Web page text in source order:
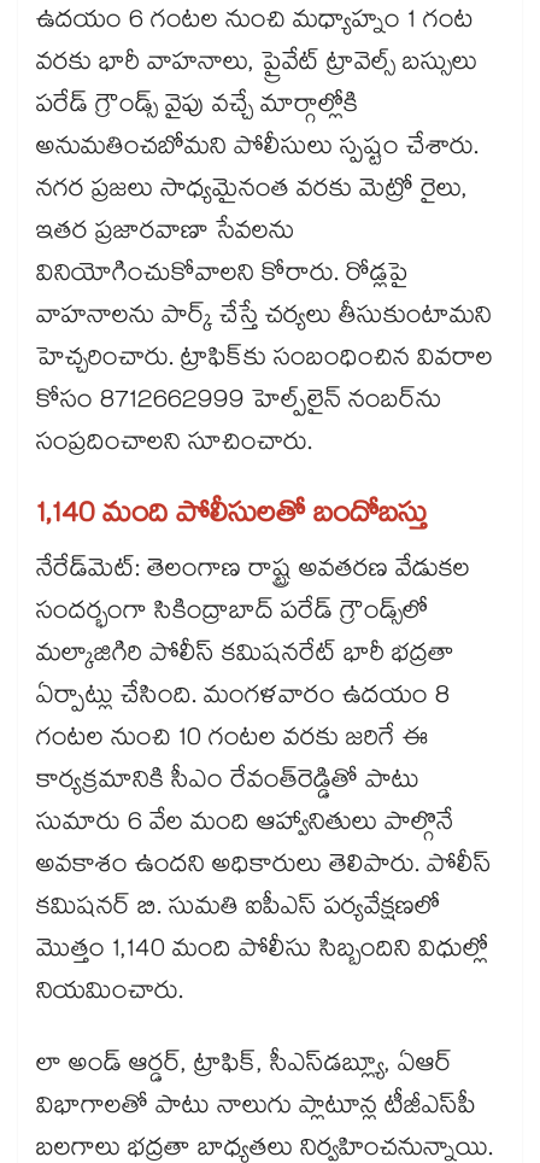
ఉదయం 6 గంటల నుంచి మధ్యాహ్నం 1 గంట
వరకు భారీ వాహనాలు, ప్రైవేట్ ట్రావెల్స్ బస్సులు
పరేడ్ గ్రౌండ్స్ వైపు వచ్చే మార్గాల్లోకి
అనుమతించబోమని పోలీసులు స్పష్టం చేశారు.
నగర ప్రజలు సాధ్యమైనంత వరకు మెట్రో రైలు,
ఇతర ప్రజారవాణా సేవలను
వినియోగించుకోవాలని కోరారు. రోడ్లపై
వాహనాలను పార్క్ చేస్తే చర్యలు తీసుకుంటామని
హెచ్చరించారు. ట్రాఫిక్‌‌‌‌కు సంబంధించిన వివరాల
కోసం 8712662999 హెల్ప్‌‌‌‌లైన్ నంబర్‌‌‌‌ను
సంప్రదించాలని సూచించారు.
1,140 మంది పోలీసులతో బందోబస్తు
నేరేడ్​మెట్: తెలంగాణ రాష్ట్ర అవతరణ వేడుకల
సందర్భంగా సికింద్రాబాద్ పరేడ్ గ్రౌండ్స్‌‌‌‌లో
మల్కాజిగిరి పోలీస్ కమిషనరేట్ భారీ భద్రతా
ఏర్పాట్లు చేసింది. మంగళవారం ఉదయం 8
గంటల నుంచి 10 గంటల వరకు జరిగే ఈ
కార్యక్రమానికి సీఎం రేవంత్​రెడ్డితో పాటు
సుమారు 6 వేల మంది ఆహ్వానితులు పాల్గొనే
అవకాశం ఉందని అధికారులు తెలిపారు. పోలీస్
కమిషనర్ బి. సుమతి ఐపీఎస్ పర్యవేక్షణలో
మొత్తం 1,140 మంది పోలీసు సిబ్బందిని విధుల్లో
నియమించారు.
లా అండ్ ఆర్డర్, ట్రాఫిక్, సీఎస్‌‌‌‌డబ్ల్యూ, ఏఆర్
విభాగాలతో పాటు నాలుగు ప్లాటూన్ల టీజీఎస్‌‌‌‌పీ
బలగాలు భద్రతా బాధ్యతలు నిర్వహించనున్నాయి.